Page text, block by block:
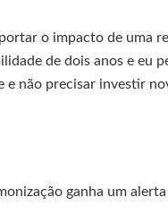
o impacto de uma
de dois anos e eu
e não precisar investir
ganha um